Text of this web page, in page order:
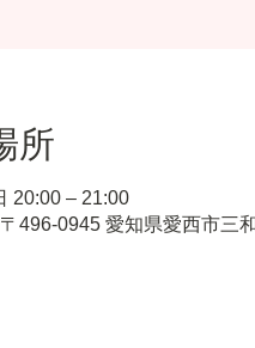
所
20:00 – 21:00
496-0945 愛知県愛西市三